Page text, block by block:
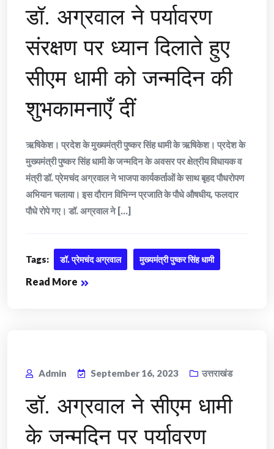
डॉ. अग्रवाल ने पर्यावरण
संरक्षण पर ध्यान दिलाते हुए
सीएम धामी को जन्मदिन की
शुभकामनाएँ दीं
ऋषिकेश। प्रदेश के मुख्यमंत्री पुष्कर सिंह धामी के ऋषिकेश। प्रदेश के
मुख्यमंत्री पुष्कर सिंह धामी के जन्मदिन के अवसर पर क्षेत्रीय विधायक व
मंत्री डॉ. प्रेमचंद अग्रवाल ने भाजपा कार्यकर्ताओं के साथ बृहद पौधरोपण
अभियान चलाया। इस दौरान विभिन्न प्रजाति के पौधे औषधीय, फलदार
पौधे रोपे गए। डॉ. अग्रवाल ने [...]
Tags: डॉ. प्रेमचंद अग्रवाल मुख्यमंत्री पुष्कर सिंह धामी
Read More
Admin September 16, 2023 उत्तराखंड
डॉ. अग्रवाल ने सीएम धामी
के जन्मदिन पर पर्यावरण